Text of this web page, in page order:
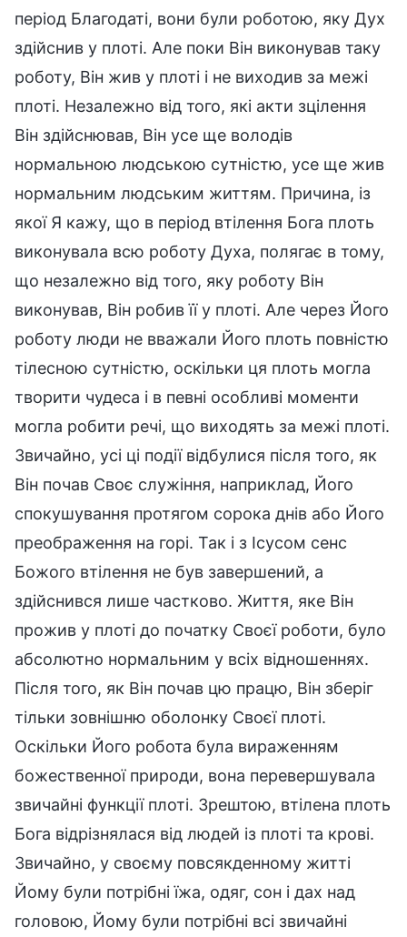
період Благодаті, вони були роботою, яку Дух
здійснив у плоті. Але поки Він виконував таку
роботу, Він жив у плоті і не виходив за межі
плоті. Незалежно від того, які акти зцілення
Він здійснював, Він усе ще володів
нормальною людською сутністю, усе ще жив
нормальним людським життям. Причина, із
якої Я кажу, що в період втілення Бога плоть
виконувала всю роботу Духа, полягає в тому,
що незалежно від того, яку роботу Він
виконував, Він робив її у плоті. Але через Його
роботу люди не вважали Його плоть повністю
тілесною сутністю, оскільки ця плоть могла
творити чудеса і в певні особливі моменти
могла робити речі, що виходять за межі плоті.
Звичайно, усі ці події відбулися після того, як
Він почав Своє служіння, наприклад, Його
спокушування протягом сорока днів або Його
преображення на горі. Так і з Ісусом сенс
Божого втілення не був завершений, а
здійснився лише частково. Життя, яке Він
прожив у плоті до початку Своєї роботи, було
абсолютно нормальним у всіх відношеннях.
Після того, як Він почав цю працю, Він зберіг
тільки зовнішню оболонку Своєї плоті.
Оскільки Його робота була вираженням
божественної природи, вона перевершувала
звичайні функції плоті. Зрештою, втілена плоть
Бога відрізнялася від людей із плоті та крові.
Звичайно, у своєму повсякденному житті
Йому були потрібні їжа, одяг, сон і дах над
головою, Йому були потрібні всі звичайні